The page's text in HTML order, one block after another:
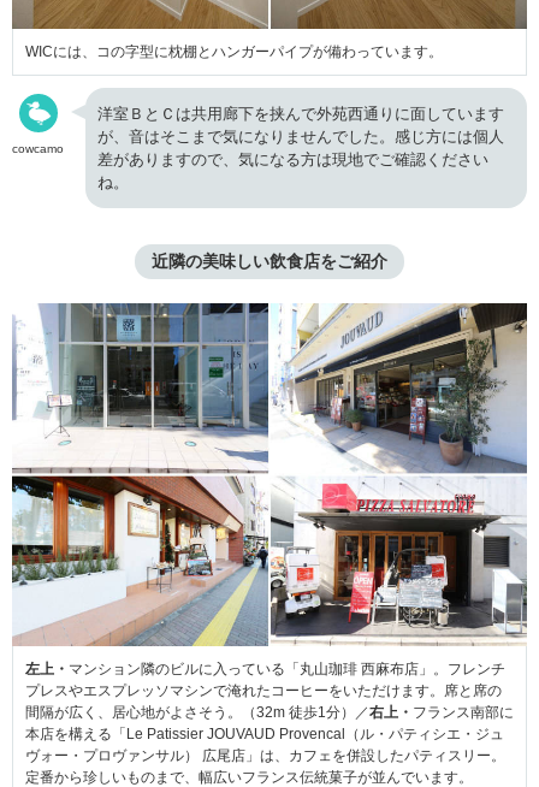
WICには、コの字型に枕棚とハンガーパイプが備わっています。
cowcamo
洋室ＢとＣは共用廊下を挟んで外苑西通りに面しています
が、音はそこまで気になりませんでした。感じ方には個人
差がありますので、気になる方は現地でご確認ください
ね。
近隣の美味しい飲食店をご紹介
左上・ マンション隣のビルに入っている「丸山珈琲 西麻布店」。フレンチ
プレスやエスプレッソマシンで淹れたコーヒーをいただけます。席と席の
間隔が広く、居心地がよさそう。（32m 徒歩1分）／右上・ フランス南部に
本店を構える「Le Patissier JOUVAUD Provencal（ル・パティシエ・ジュ
ヴォー・プロヴァンサル） 広尾店」は、カフェを併設したパティスリー。
定番から珍しいものまで、幅広いフランス伝統菓子が並んでいます。